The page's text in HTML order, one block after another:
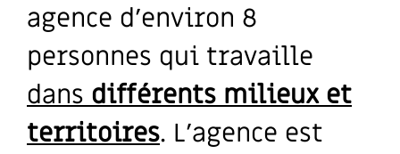
agence d’environ 8
personnes qui travaille
dans différents milieux et
territoires. L’agence est